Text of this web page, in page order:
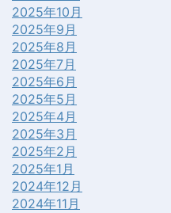
2025年10月
2025年9月
2025年8月
2025年7月
2025年6月
2025年5月
2025年4月
2025年3月
2025年2月
2025年1月
2024年12月
2024年11月